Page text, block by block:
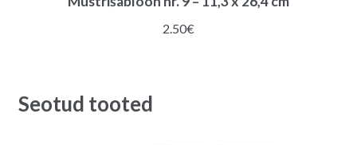
2.50€
Seotud tooted